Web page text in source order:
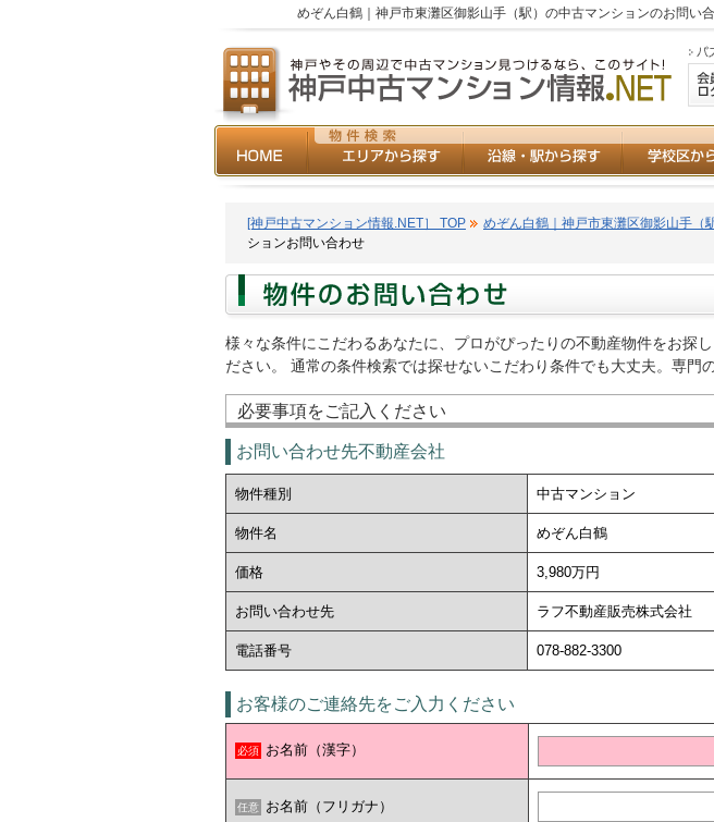
めぞん白鶴｜神戸市東灘区御影山手（駅）の中古マンションのお問い
[神戸中古マンション情報.NET］ TOP めぞん白鶴｜神戸市東灘区御影山手（
ションお問い合わせ
様々な条件にこだわるあなたに、プロがぴったりの不動産物件をお探
ださい。 通常の条件検索では探せないこだわり条件でも大丈夫。専門
必要事項をご記入ください
お問い合わせ先不動産会社
物件種別 中古マンション
物件名 めぞん白鶴
価格 3,980万円
お問い合わせ先 ラフ不動産販売株式会社
電話番号 078-882-3300
お客様のご連絡先をご入力ください
必須 お名前（漢字）
任意 お名前（フリガナ）